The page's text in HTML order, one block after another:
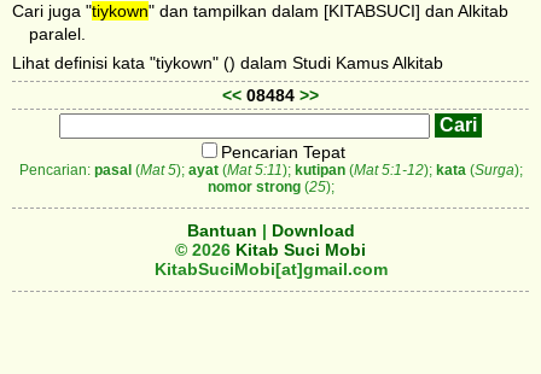
Cari juga "tiykown" dan tampilkan dalam [KITABSUCI] dan Alkitab
paralel.
Lihat definisi kata "tiykown" () dalam Studi Kamus Alkitab
<< 08484 >>
Pencarian Tepat
Pencarian: pasal (Mat 5); ayat(Mat 5:11); kutipan(Mat 5:1-12); kata(Surga);
nomor strong(25);
Bantuan | Download
© 2026 Kitab Suci Mobi
KitabSuciMobi[at]gmail.com